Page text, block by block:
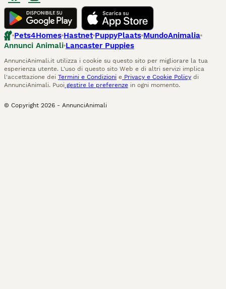
Pets4Homes Hastnet PuppyPlaats MundoAnimalia
Annunci Animali Lancaster Puppies
AnnunciAnimali.it utilizza i cookie su questo sito per migliorare la tua
esperienza utente. L'uso di questo sito Web e di altri servizi implica
l'accettazione dei Termini e Condizioni e Privacy e Cookie Policy di
AnnunciAnimali. Puoi gestire le preferenze in ogni momento.
© Copyright 2026 - AnnunciAnimali